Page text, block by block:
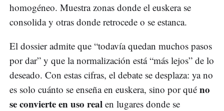
homogéneo. Muestra zonas donde el euskera se
consolida y otras donde retrocede o se estanca.
El dossier admite que “todavía quedan muchos pasos
por dar” y que la normalización está “más lejos” de lo
deseado. Con estas cifras, el debate se desplaza: ya no
es solo cuánto se enseña en euskera, sino por qué no
se convierte en uso real en lugares donde se